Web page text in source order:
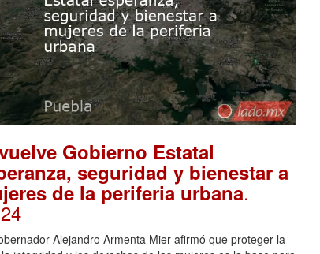
Gobierno Estatal
seguridad y bienestar a
de la periferia urbana.
Alejandro Armenta Mier afirmó que proteger la